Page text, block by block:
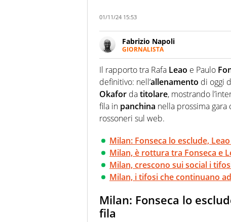
01/11/24 15:53
Fabrizio Napoli
GIORNALISTA
Giornalista professionista, per
pallanuoto che esalta
più grande festival di
Il rapporto tra Rafa Leao e Paulo
definitivo: nell’allenamento di oggi
Okafor datitolare, mostrando
fila in panchina nella prossima gara
rossoneri sul web.
Milan: Fonseca lo esclude,
Milan, è rottura tra Fonseca e
Milan, crescono sui social i
Milan, i tifosi che continuano
Milan: Fonseca lo
fila